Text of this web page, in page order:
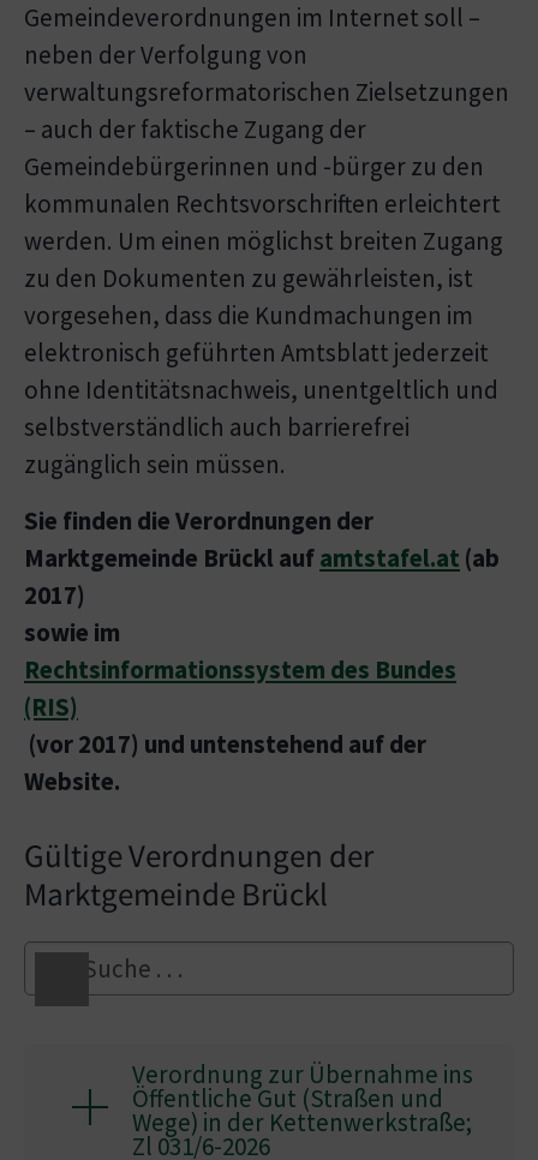
Gemeindeverordnungen im Internet soll –
neben der Verfolgung von
verwaltungsreformatorischen Zielsetzungen
– auch der faktische Zugang der
Gemeindebürgerinnen und -bürger zu den
kommunalen Rechtsvorschriften erleichtert
werden. Um einen möglichst breiten Zugang
zu den Dokumenten zu gewährleisten, ist
vorgesehen, dass die Kundmachungen im
elektronisch geführten Amtsblatt jederzeit
ohne Identitätsnachweis, unentgeltlich und
selbstverständlich auch barrierefrei
zugänglich sein müssen.
Sie finden die Verordnungen der
Marktgemeinde Brückl aufamtstafel.at (ab
2017)
sowie im
Rechtsinformationssystem des Bundes
(RIS)
(vor 2017) und untenstehend auf der
Website.
Gültige Verordnungen der
Marktgemeinde Brückl
Verordnung zur Übernahme ins
Öffentliche Gut (Straßen und
Wege) in der Kettenwerkstraße;
Zl 031/6-2026